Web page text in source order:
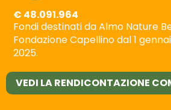
€ 48.091.964
Fondi destinati da Almo Nature
Fondazione Capellino dal 1
2025.
VEDI LA RENDICONTAZIONE